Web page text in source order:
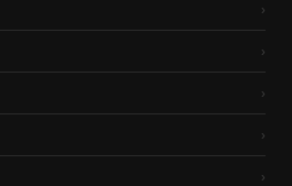
›
›
›
›
›